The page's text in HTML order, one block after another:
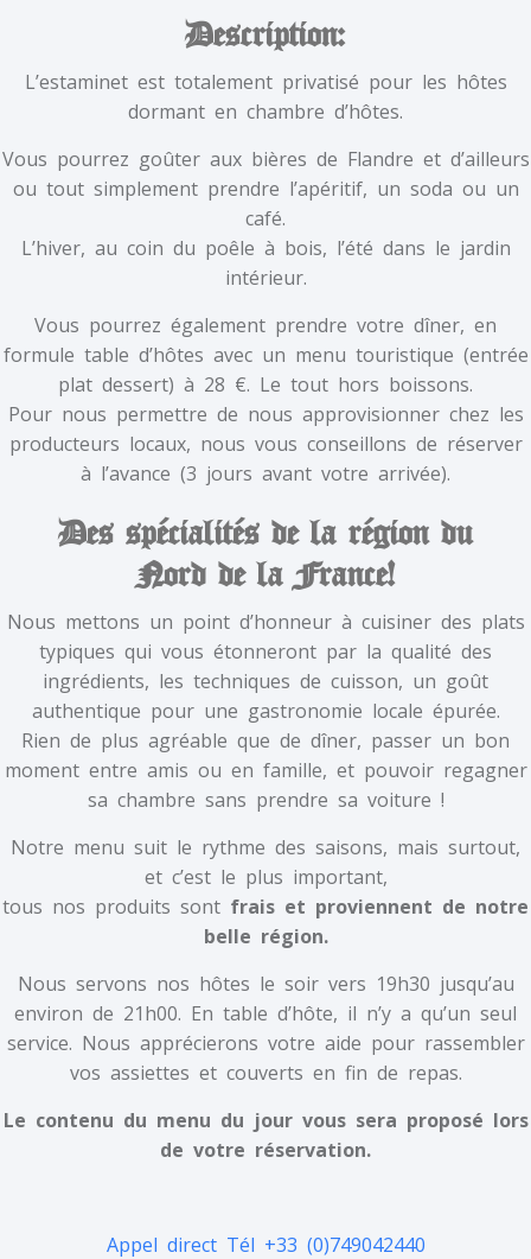
Description:
L’estaminet est totalement privatisé pour les hôtes
dormant en chambre d’hôtes.
Vous pourrez goûter aux bières de Flandre et d’ailleurs
ou tout simplement prendre l’apéritif, un soda ou un
café.
L’hiver, au coin du poêle à bois, l’été dans le jardin
intérieur.
Vous pourrez également prendre votre dîner, en
formule table d’hôtes avec un menu touristique (entrée
plat dessert) à 28 €. Le tout hors boissons.
Pour nous permettre de nous approvisionner chez les
producteurs locaux, nous vous conseillons de réserver
à l’avance (3 jours avant votre arrivée).
Des spécialités de la région du
Nord de la France!
Nous mettons un point d’honneur à cuisiner des plats
typiques qui vous étonneront par la qualité des
ingrédients, les techniques de cuisson, un goût
authentique pour une gastronomie locale épurée.
Rien de plus agréable que de dîner, passer un bon
moment entre amis ou en famille, et pouvoir regagner
sa chambre sans prendre sa voiture !
Notre menu suit le rythme des saisons, mais surtout,
et c’est le plus important,
tous nos produits sont frais et proviennent de notre
belle région.
Nous servons nos hôtes le soir vers 19h30 jusqu’au
environ de 21h00. En table d’hôte, il n’y a qu’un seul
service. Nous apprécierons votre aide pour rassembler
vos assiettes et couverts en fin de repas.
Le contenu du menu du jour vous sera proposé lors
de votre réservation.
Appel direct Tél +33 (0)749042440